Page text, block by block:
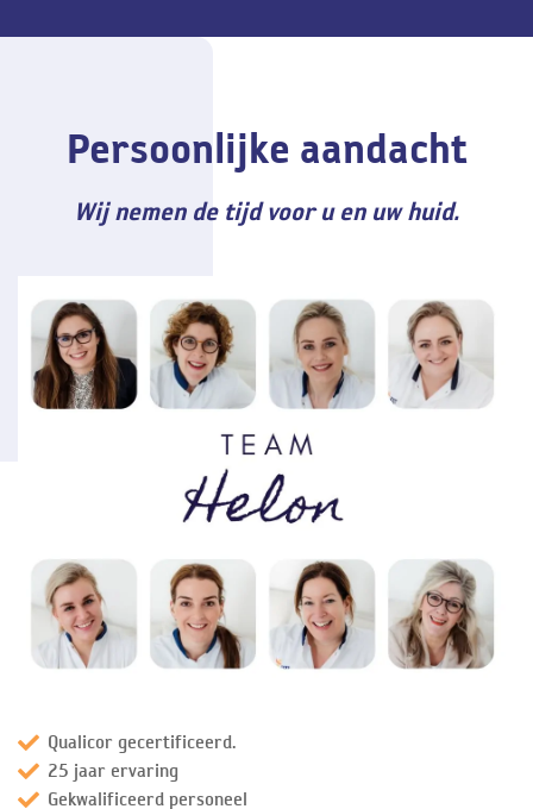
Persoonlijke aandacht
Wij nemen de tijd voor u en uw huid.
Qualicor gecertificeerd.
25 jaar ervaring
Gekwalificeerd personeel